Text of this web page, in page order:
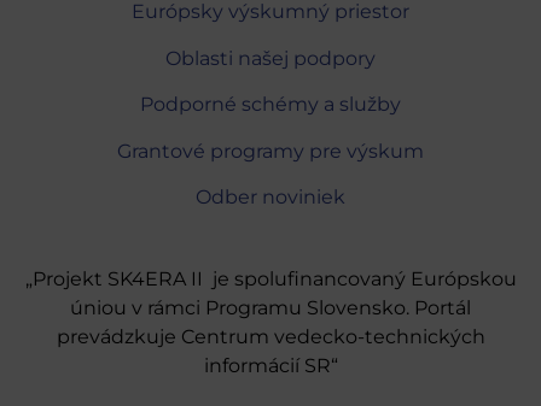
Európsky výskumný priestor
Oblasti našej podpory
Podporné schémy a služby
Grantové programy pre výskum
Odber noviniek
„Projekt SK4ERA II je spolufinancovaný Európskou
úniou v rámci Programu Slovensko. Portál
prevádzkuje Centrum vedecko-technických
informácií SR“